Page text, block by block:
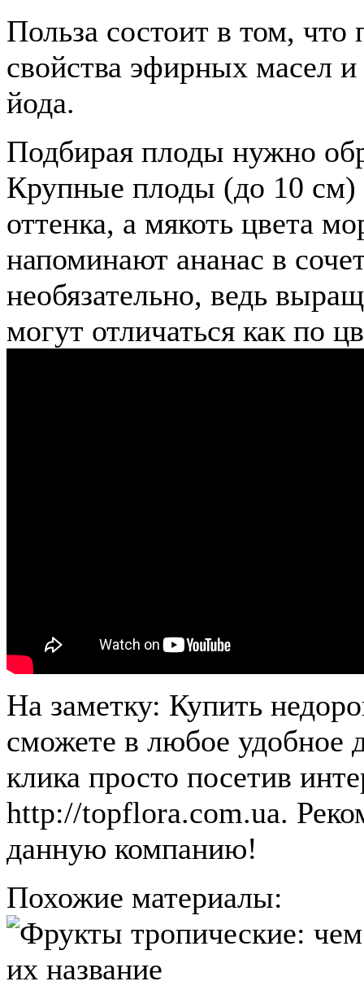
Польза состоит в том, что
свойства эфирных масел
йода.
Подбирая плоды нужно
Крупные плоды (до 10 см)
оттенка, а мякоть цвета
напоминают ананас в
необязательно, ведь
могут отличаться как по
На заметку: Купить
сможете в любое удобное
клика просто посетив
http://topflora.com.ua.
данную компанию!
Похожие материалы: